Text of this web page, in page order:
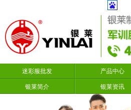
迷彩服批发 产品中心
银莱简介 银莱资讯